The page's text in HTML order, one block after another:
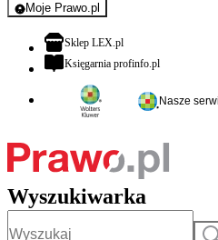
Moje Prawo.pl
- rejestracja i logowanie do
Sklep LEX.plotwiera się w nowej
Księgarnia profinfo.plotwiera się w
Nasze
Wyszukiwarka